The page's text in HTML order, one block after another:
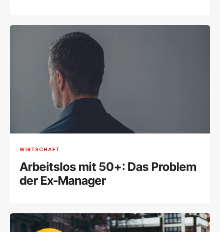
WIRTSCHAFT
Arbeitslos mit 50+: Das Problem
der Ex-Manager